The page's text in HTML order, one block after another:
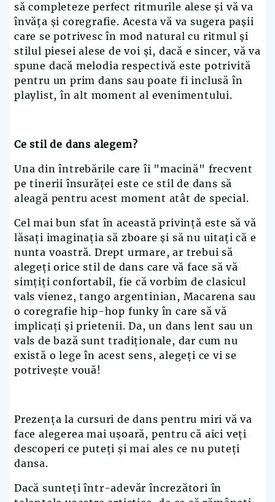
să completeze perfect ritmurile alese și vă va
învăța și coregrafie. Acesta vă va sugera pașii
care se potrivesc în mod natural cu ritmul și
stilul piesei alese de voi și, dacă e sincer, vă va
spune dacă melodia respectivă este potrivită
pentru un prim dans sau poate fi inclusă în
playlist, în alt moment al evenimentului.
Ce stil de dans alegem?
Una din întrebările care îi "macină" frecvent
pe tinerii însurăței este ce stil de dans să
aleagă pentru acest moment atât de special.
Cel mai bun sfat în această privință este să vă
lăsați imaginația să zboare și să nu uitați că e
nunta voastră. Drept urmare, ar trebui să
alegeți orice stil de dans care vă face să vă
simțiți confortabil, fie că vorbim de clasicul
vals vienez, tango argentinian, Macarena sau
o coregrafie hip-hop funky în care să vă
implicați și prietenii. Da, un dans lent sau un
vals de bază sunt tradiționale, dar cum nu
există o lege în acest sens, alegeți ce vi se
potrivește vouă!
Prezența la cursuri de dans pentru miri vă va
face alegerea mai ușoară, pentru că aici veți
descoperi ce puteți și mai ales ce nu puteți
dansa.
Dacă sunteți într-adevăr încrezători în